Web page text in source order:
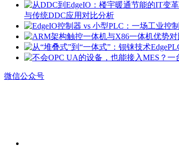
与传统DDC应用对比分析
微信公众号